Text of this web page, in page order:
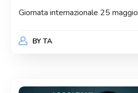
Giornata internazionale 25 maggio
BY TA